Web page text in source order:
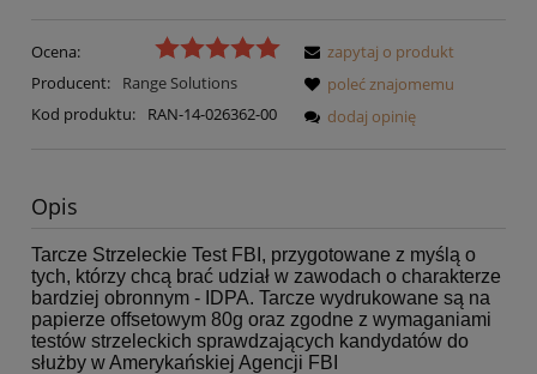
Ocena:
Producent:
Range Solutions
Kod produktu:
RAN-14-026362-00
zapytaj o produkt
poleć znajomemu
dodaj opinię
Opis
Tarcze Strzeleckie Test FBI, przygotowane z myślą o
tych, którzy chcą brać udział w zawodach o charakterze
bardziej obronnym - IDPA. Tarcze wydrukowane są na
papierze offsetowym 80g oraz zgodne z wymaganiami
testów strzeleckich sprawdzających kandydatów do
służby w Amerykańskiej Agencji FBI